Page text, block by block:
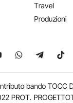
Travel
Produzioni
X su YouTube
Seguici su
Seguici
bando TOCC
PROT.